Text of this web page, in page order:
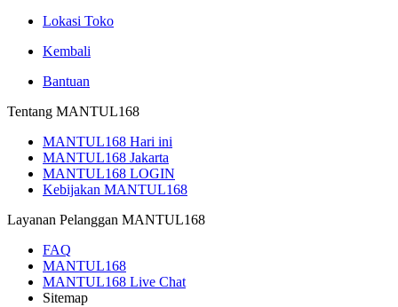
Lokasi Toko
Kembali
Bantuan
Tentang MANTUL168
MANTUL168 Hari ini
MANTUL168 Jakarta
MANTUL168 LOGIN
Kebijakan MANTUL168
Layanan Pelanggan MANTUL168
FAQ
MANTUL168
MANTUL168 Live Chat
Sitemap
MANTUL168